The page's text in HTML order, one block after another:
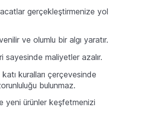
gerçekleştirmenize yol
ve olumlu bir algı yaratır.
sayesinde maliyetler azalır.
kuralları çerçevesinde
bulunmaz.
yeni ürünler keşfetmenizi